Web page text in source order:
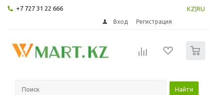
+7 727 31 22 666 KZ RU
Вход Регистрация
Найти